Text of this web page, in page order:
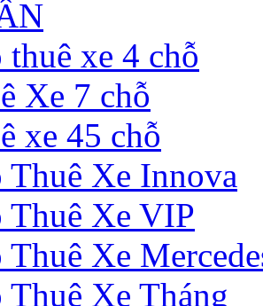
thuê xe 4 chỗ
Xe 7 chỗ
xe 45 chỗ
Thuê Xe Innova
Thuê Xe VIP
Thuê Xe
Thuê Xe Tháng